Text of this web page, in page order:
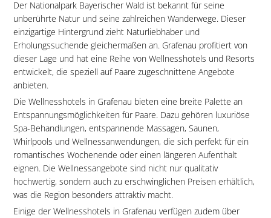
Der Nationalpark Bayerischer Wald ist bekannt für seine
unberührte Natur und seine zahlreichen Wanderwege. Dieser
einzigartige Hintergrund zieht Naturliebhaber und
Erholungssuchende gleichermaßen an. Grafenau profitiert von
dieser Lage und hat eine Reihe von Wellnesshotels und Resorts
entwickelt, die speziell auf Paare zugeschnittene Angebote
anbieten.
Die Wellnesshotels in Grafenau bieten eine breite Palette an
Entspannungsmöglichkeiten für Paare. Dazu gehören luxuriöse
Spa-Behandlungen, entspannende Massagen, Saunen,
Whirlpools und Wellnessanwendungen, die sich perfekt für ein
romantisches Wochenende oder einen längeren Aufenthalt
eignen. Die Wellnessangebote sind nicht nur qualitativ
hochwertig, sondern auch zu erschwinglichen Preisen erhältlich,
was die Region besonders attraktiv macht.
Einige der Wellnesshotels in Grafenau verfügen zudem über